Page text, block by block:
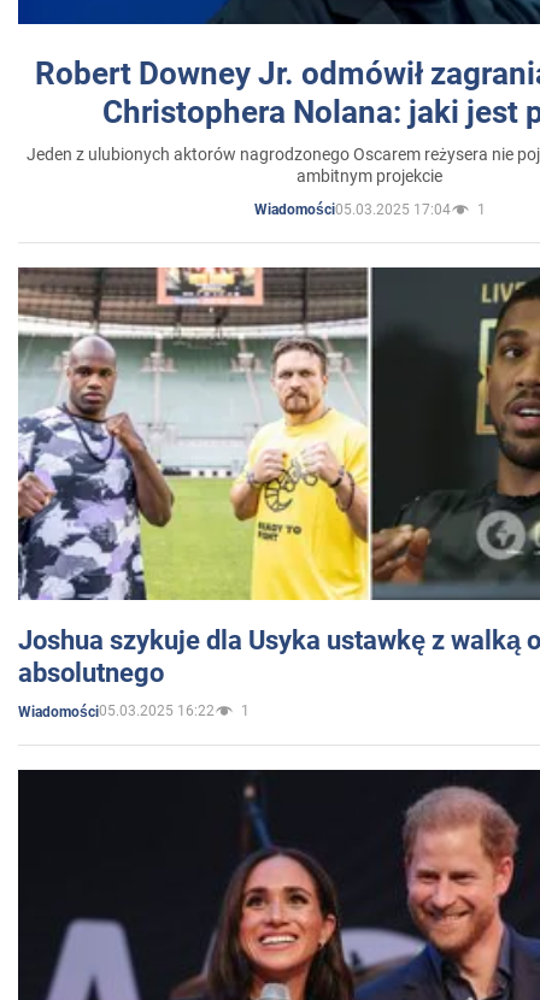
Robert Downey Jr. odmówił
Christophera Nolana: jaki jest
Jeden z ulubionych aktorów nagrodzonego Oscarem reżysera nie
ambitnym projekcie
Wiadomości05.03.2025 17:04 1
Joshua szykuje dla Usyka ustawkę z walką
absolutnego
Wiadomości05.03.2025 16:22 1